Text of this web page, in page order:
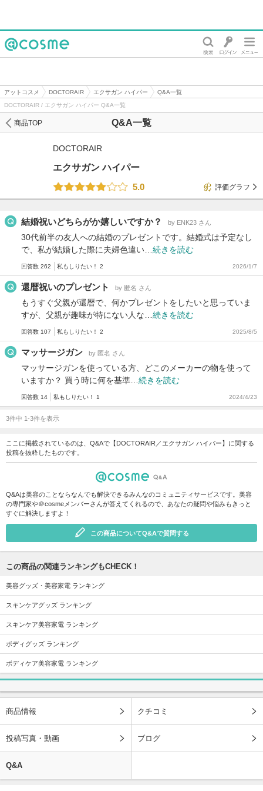
アットコスメ DOCTORAIR エクサガン ハイパー
Q&A一覧
DOCTORAIR / エクサガン ハイパー Q&A一覧
Q&A一覧
商品TOP
DOCTORAIR
エクサガン ハイパー
5.0
評価グラフ
結婚祝いどちらがか嬉しいですか？ by ENK23 さん
30代前半の友人への結婚のプレゼントです。結婚式は予定なし
で、私が結婚した際に夫婦色違い… 続きを読む
回答数 262 私もしりたい！ 2 2026/1/7
還暦祝いのプレゼント by 匿名 さん
もうすぐ父親が還暦で、何かプレゼントをしたいと思っていま
すが、父親が趣味が特にない人な… 続きを読む
回答数 107 私もしりたい！ 2 2025/8/5
マッサージガン by 匿名 さん
マッサージガンを使っている方、どこのメーカーの物を使って
いますか？ 買う時に何を基準… 続きを読む
回答数 14 私もしりたい！ 1 2024/4/23
3件中 1-3件を表示
ここに掲載されているのは、Q&Aで【DOCTORAIR／エクサガン ハイパー】に関する
投稿を抜粋したものです。
Q&Aは美容のことならなんでも解決できるみんなのコミュニティサービスです。美容
の専門家や＠cosmeメンバーさんが答えてくれるので、あなたの疑問や悩みもきっと
すぐに解決しますよ！
この商品についてQ&Aで質問する
この商品の関連ランキングもCHECK！
美容グッズ・美容家電 ランキング
スキンケアグッズ ランキング
スキンケア美容家電 ランキング
ボディグッズ ランキング
ボディケア美容家電 ランキング
商品情報 クチコミ
投稿写真・動画 ブログ
Q&A